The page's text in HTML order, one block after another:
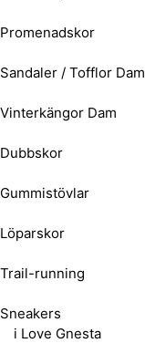
Promenadskor
Sandaler / Tofflor Dam
Vinterkängor Dam
Dubbskor
Gummistövlar
Löparskor
Trail-running
Sneakers
i Love Gnesta